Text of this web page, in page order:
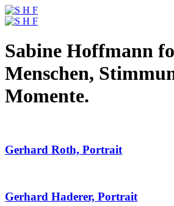
Sabine Hoffmann
Menschen,
Momente.
Gerhard Roth, Portrait
Gerhard Haderer, Portrait